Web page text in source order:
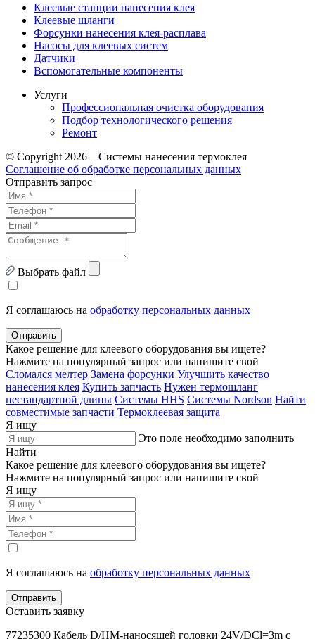
Клеевые станции нанесения клея
Клеевые шланги
Форсунки нанесения клея-расплава
Насосы для клеевых систем
Датчики
Вспомогательные компоненты
Услуги
Профессиональная очистка оборудования
Подбор технологического решения
Ремонт
© Copyright 2026 – Системы нанесения термоклея
Соглашение об обработке персональных данных
Отправить запрос
Выбрать файл
Я соглашаюсь на обработку персональных данных
Отправить
Какое решение для клеевого оборудования вы ищете?
Нажмите на популярный запрос или напишите свой
Сломался мелтер Замена форсунки Улучшить качество
нанесения клея Купить запчасть Нужен термошланг
нестандартной длины Системы HHS Системы Nordson Найти
совместимые запчасти Термоклеевая защита
Я ищу
Это поле необходимо заполнить
Найти
Какое решение для клеевого оборудования вы ищете?
Нажмите на популярный запрос или напишите свой
Я ищу
Я соглашаюсь на обработку персональных данных
Отправить
Оставить заявку
77235300 Кабель D/HM-наносящей головки 24V/DCl=3m с